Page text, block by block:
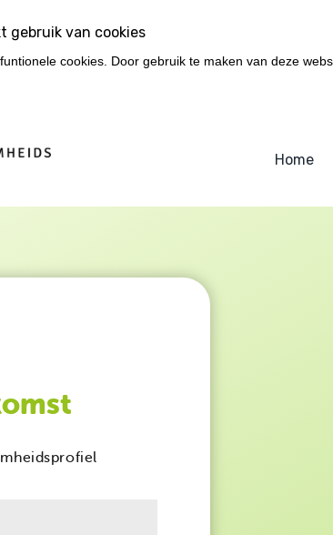
gebruik van cookies
cookies. Door gebruik te maken van deze
Home